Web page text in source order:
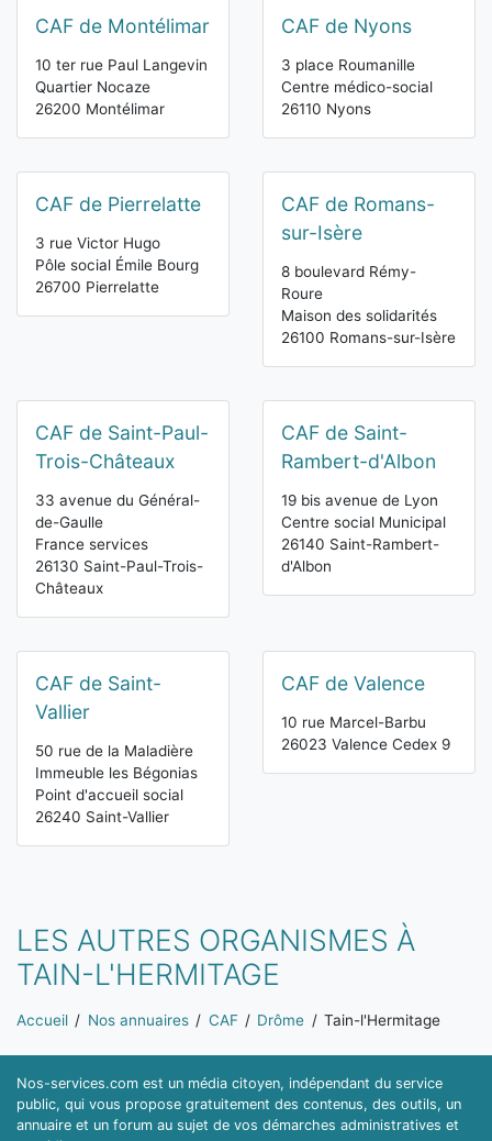
CAF de Montélimar
10 ter rue Paul Langevin
Quartier Nocaze
26200 Montélimar
CAF de Nyons
3 place Roumanille
Centre médico-social
26110 Nyons
CAF de Pierrelatte
3 rue Victor Hugo
Pôle social Émile Bourg
26700 Pierrelatte
CAF de Romans-
sur-Isère
8 boulevard Rémy-
Roure
Maison des solidarités
26100 Romans-sur-Isère
CAF de Saint-Paul-
Trois-Châteaux
33 avenue du Général-
de-Gaulle
France services
26130 Saint-Paul-Trois-
Châteaux
CAF de Saint-
Rambert-d'Albon
19 bis avenue de Lyon
Centre social Municipal
26140 Saint-Rambert-
d'Albon
CAF de Saint-
Vallier
50 rue de la Maladière
Immeuble les Bégonias
Point d'accueil social
26240 Saint-Vallier
CAF de Valence
10 rue Marcel-Barbu
26023 Valence Cedex 9
LES AUTRES ORGANISMES À
TAIN-L'HERMITAGE
Vous êtes ici:
Accueil Nos annuaires CAF Drôme Tain-l'Hermitage
Nos-services.com est un média citoyen, indépendant du service
public, qui vous propose gratuitement des contenus, des outils, un
annuaire et un forum au sujet de vos démarches administratives et